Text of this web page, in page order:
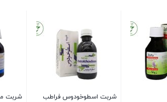
شربت اسطوخودوس فراطب شربت